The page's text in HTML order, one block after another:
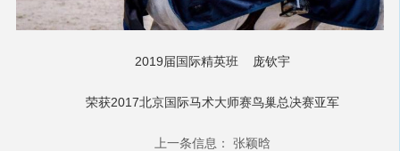
2019届国际精英班 庞钦宇
荣获2017北京国际马术大师赛鸟巢总决赛亚军
上一条信息： 张颖晗